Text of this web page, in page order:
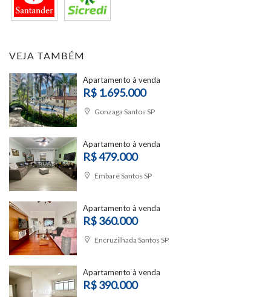
VEJA TAMBÉM
Apartamento à venda
R$ 1.695.000
Gonzaga Santos SP
Apartamento à venda
R$ 479.000
Embaré Santos SP
Apartamento à venda
R$ 360.000
Encruzilhada Santos SP
Apartamento à venda
R$ 390.000